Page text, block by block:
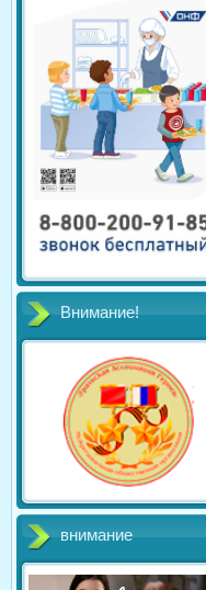
Внимание!
внимание